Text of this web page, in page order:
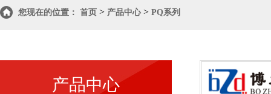
您现在的位置： 首页 > 产品中心> PQ系列
产品中心